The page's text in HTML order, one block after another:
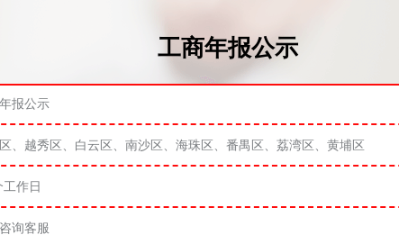
工商年报公示
报公示
、越秀区、白云区、南沙区、海珠区、番禺区、荔湾区、黄埔区
工作日
询客服